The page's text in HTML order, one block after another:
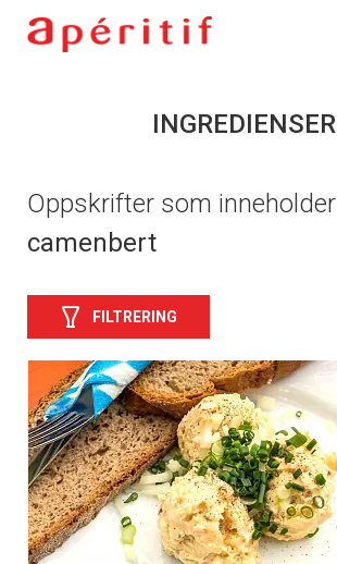
INGREDIENSER
Oppskrifter som inneholder
camenbert
FILTRERING